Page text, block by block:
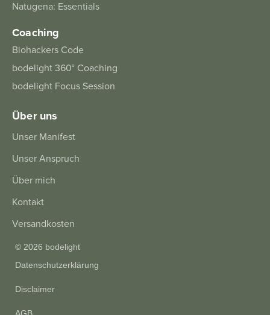
Natugena: Essentials
Coaching
Biohackers Code
bodelight 360° Coaching
bodelight Focus Session
Über uns
Unser Manifest
Unser Anspruch
Über mich
Kontakt
Versandkosten
© 2026 bodelight
Datenschutzerklärung
Disclaimer